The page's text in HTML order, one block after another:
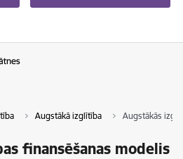
Augstākā izglītība Augstākās
finansēšanas modelis